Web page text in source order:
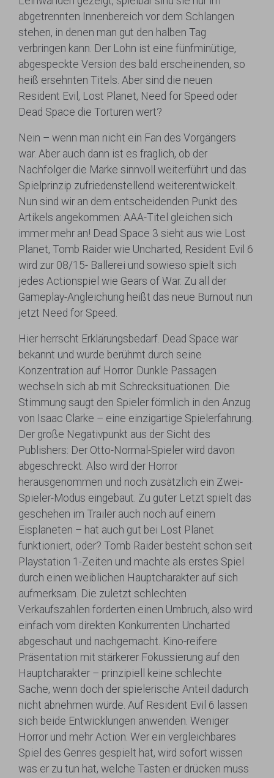
abgetrennten Innenbereich vor dem Schlangen
stehen, in denen man gut den halben Tag
verbringen kann. Der Lohn ist eine fünfminütige,
abgespeckte Version des bald erscheinenden, so
heiß ersehnten Titels. Aber sind die neuen
Resident Evil, Lost Planet, Need for Speed oder
Dead Space die Torturen wert?
Nein – wenn man nicht ein Fan des Vorgängers
war. Aber auch dann ist es fraglich, ob der
Nachfolger die Marke sinnvoll weiterführt und das
Spielprinzip zufriedenstellend weiterentwickelt.
Nun sind wir an dem entscheidenden Punkt des
Artikels angekommen: AAA-Titel gleichen sich
immer mehr an! Dead Space 3 sieht aus wie Lost
Planet, Tomb Raider wie Uncharted, Resident Evil 6
wird zur 08/15- Ballerei und sowieso spielt sich
jedes Actionspiel wie Gears of War. Zu all der
Gameplay-Angleichung heißt das neue Burnout nun
jetzt Need for Speed.
Hier herrscht Erklärungsbedarf. Dead Space war
bekannt und wurde berühmt durch seine
Konzentration auf Horror. Dunkle Passagen
wechseln sich ab mit Schrecksituationen. Die
Stimmung saugt den Spieler förmlich in den Anzug
von Isaac Clarke – eine einzigartige Spielerfahrung.
Der große Negativpunkt aus der Sicht des
Publishers: Der Otto-Normal-Spieler wird davon
abgeschreckt. Also wird der Horror
herausgenommen und noch zusätzlich ein Zwei-
Spieler-Modus eingebaut. Zu guter Letzt spielt das
geschehen im Trailer auch noch auf einem
Eisplaneten – hat auch gut bei Lost Planet
funktioniert, oder? Tomb Raider besteht schon seit
Playstation 1-Zeiten und machte als erstes Spiel
durch einen weiblichen Hauptcharakter auf sich
aufmerksam. Die zuletzt schlechten
Verkaufszahlen forderten einen Umbruch, also wird
einfach vom direkten Konkurrenten Uncharted
abgeschaut und nachgemacht. Kino-reifere
Präsentation mit stärkerer Fokussierung auf den
Hauptcharakter – prinzipiell keine schlechte
Sache­­­, wenn doch der spielerische Anteil dadurch
nicht abnehmen würde. Auf Resident Evil 6 lassen
sich beide Entwicklungen anwenden. Weniger
Horror und mehr Action. Wer ein vergleichbares
Spiel des Genres gespielt hat, wird sofort wissen
was er zu tun hat, welche Tasten er drücken muss